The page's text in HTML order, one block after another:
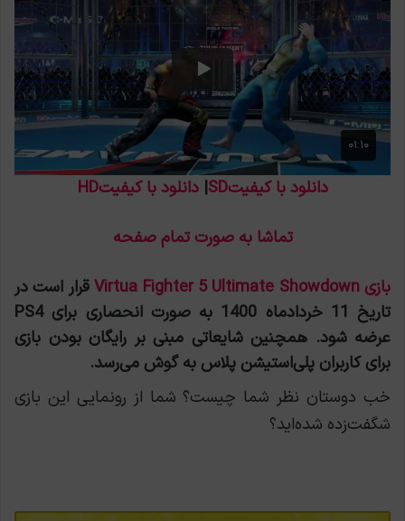
دانلود با کیفیتSD |دانلود با کیفیتHD
تماشا به صورت تمام صفحه
بازی Virtua Fighter 5 Ultimate Showdown
قرار است در
تاریخ 11 خردادماه 1400 به صورت انحصاری برای PS4
عرضه شود. همچنین شایعاتی مبنی بر رایگان بودن بازی
برای کاربران پلی‌استیشن پلاس به گوش می‌رسد.
خب دوستان نظر شما چیست؟ شما از رونمایی این بازی
شگفت‌زده شده‌اید؟